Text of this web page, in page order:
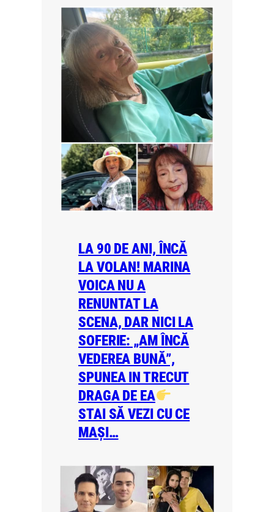
LA 90 DE ANI, ÎNCĂ
LA VOLAN! MARINA
VOICA NU A
RENUNTAT LA
SCENA, DAR NICI LA
SOFERIE: „AM ÎNCĂ
VEDEREA BUNĂ”,
SPUNEA IN TRECUT
DRAGA DE EA
STAI SĂ VEZI CU CE
MAȘI…